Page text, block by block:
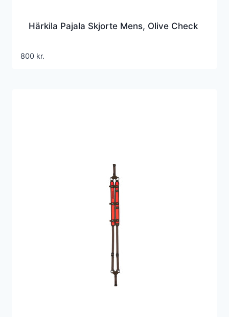
Härkila Pajala Skjorte Mens, Olive Check
800 kr.